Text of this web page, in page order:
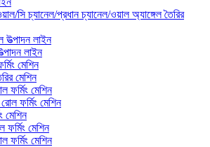
সি চ্যানেল/প্রধান চ্যানেল/ওয়াল অ্যাঙ্গেল তৈরির
উত্পাদন লাইন
লাইন
মেশিন
মেশিন
ফর্মিং মেশিন
ফর্মিং মেশিন
মেশিন
মেশিন
ফর্মিং মেশিন